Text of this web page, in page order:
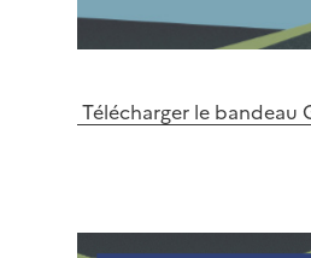
Télécharger le bandeau